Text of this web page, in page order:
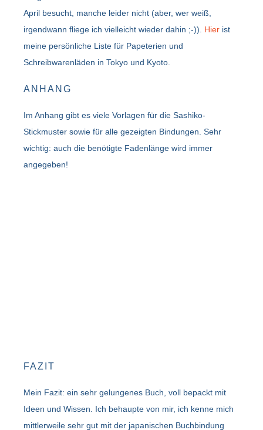
April besucht, manche leider nicht (aber, wer weiß,
irgendwann fliege ich vielleicht wieder dahin ;-)). Hier ist
meine persönliche Liste für Papeterien und
Schreibwarenläden in Tokyo und Kyoto.
ANHANG
Im Anhang gibt es viele Vorlagen für die Sashiko-
Stickmuster sowie für alle gezeigten Bindungen. Sehr
wichtig: auch die benötigte Fadenlänge wird immer
angegeben!
FAZIT
Mein Fazit: ein sehr gelungenes Buch, voll bepackt mit
Ideen und Wissen. Ich behaupte von mir, ich kenne mich
mittlerweile sehr gut mit der japanischen Buchbindung